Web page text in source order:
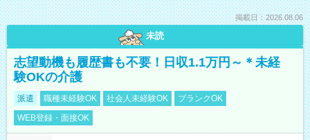
掲載日：2026.08.06
未読
志望動機も履歴書も不要！日収1.1万円～＊未経
験OKの介護
派遣 職種未経験OK 社会人未経験OK
ブランクOK
WEB登録・面接OK